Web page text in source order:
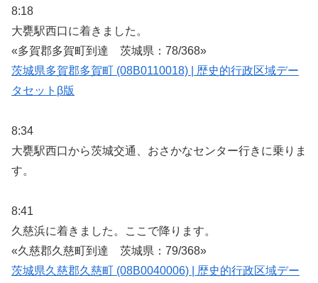
8:18
大甕駅西口に着きました。
«多賀郡多賀町到達 茨城県：78/368»
茨城県多賀郡多賀町 (08B0110018) | 歴史的行政区域デー
タセットβ版
8:34
大甕駅西口から茨城交通、おさかなセンター行きに乗りま
す。
8:41
久慈浜に着きました。ここで降ります。
«久慈郡久慈町到達 茨城県：79/368»
茨城県久慈郡久慈町 (08B0040006) | 歴史的行政区域デー